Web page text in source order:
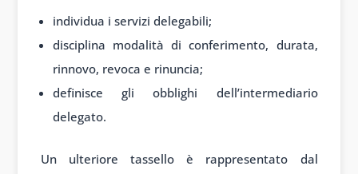
individua i servizi delegabili;
disciplina modalità di conferimento, durata,
rinnovo, revoca e rinuncia;
definisce gli obblighi dell’intermediario
delegato.
Un ulteriore tassello è rappresentato dal